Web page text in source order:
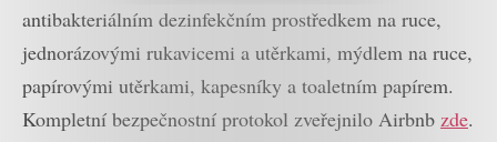
antibakteriálním dezinfekčním prostředkem na ruce,
jednorázovými rukavicemi a utěrkami, mýdlem na ruce,
papírovými utěrkami, kapesníky a toaletním papírem.
Kompletní bezpečnostní protokol zveřejnilo Airbnb zde.